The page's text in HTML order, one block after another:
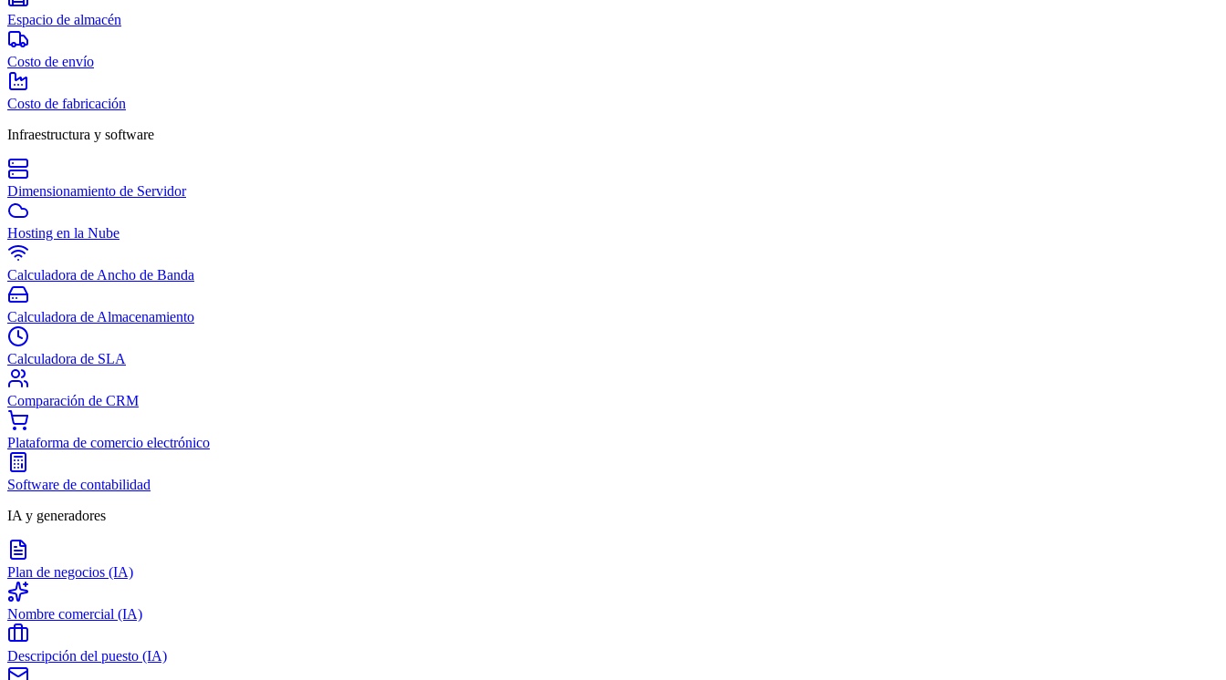
Espacio de almacén
Costo de envío
Costo de fabricación
Infraestructura y software
Dimensionamiento de Servidor
Hosting en la Nube
Calculadora de Ancho de Banda
Calculadora de Almacenamiento
Calculadora de SLA
Comparación de CRM
Plataforma de comercio electrónico
Software de contabilidad
IA y generadores
Plan de negocios (IA)
Nombre comercial (IA)
Descripción del puesto (IA)